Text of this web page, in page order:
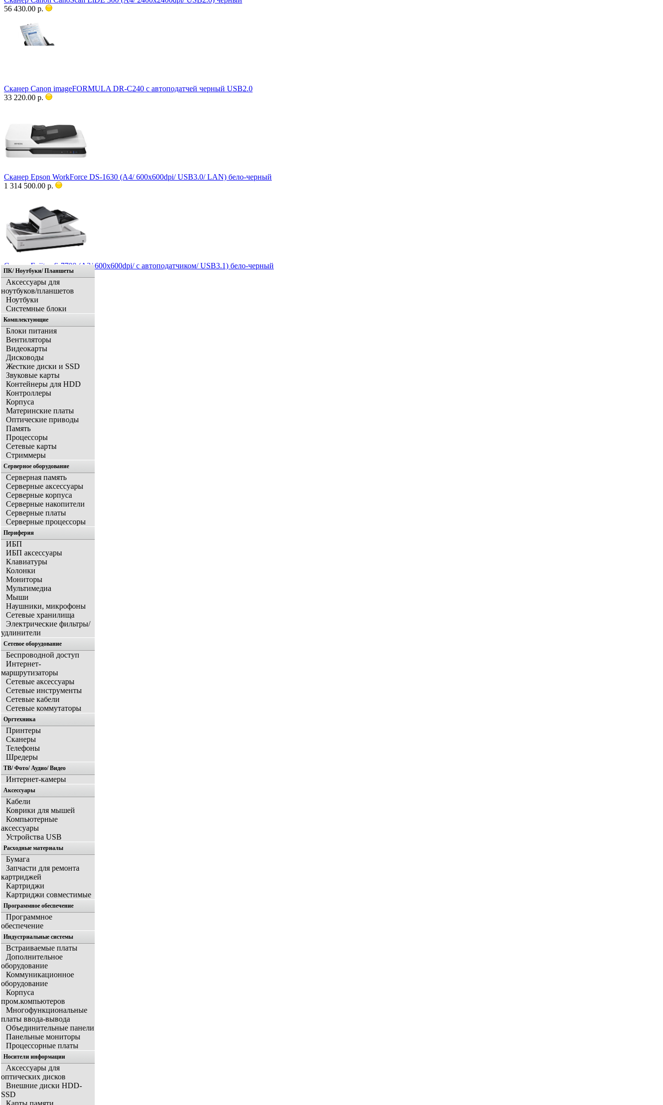
56 430.00 р.
Сканер Canon imageFORMULA DR-C240 с автоподатчей черный USB2.0
33 220.00 р.
Сканер Epson WorkForce DS-1630 (A4/ 600x600dpi/ USB3.0/ LAN) бело-черный
1 314 500.00 р.
Сканер Fujitsu fi-7700 (A3/ 600x600dpi/ с автоподатчиком/ USB3.1) бело-черный
ПК/ Ноутбуки/ Планшеты
Аксессуары для
ноутбуков/планшетов
Ноутбуки
Системные блоки
Комплектующие
Блоки питания
Вентиляторы
Видеокарты
Дисководы
Жесткие диски и SSD
Звуковые карты
Контейнеры для HDD
Контроллеры
Корпуса
Материнские платы
Оптические приводы
Память
Процессоры
Сетевые карты
Стриммеры
Серверное оборудование
Серверная память
Серверные аксессуары
Серверные корпуса
Серверные накопители
Серверные платы
Серверные процессоры
Периферия
ИБП
ИБП аксессуары
Клавиатуры
Колонки
Мониторы
Мультимедиа
Мыши
Наушники, микрофоны
Сетевые хранилища
Электрические фильтры/
удлинители
Сетевое оборудование
Беспроводной доступ
Интернет-
маршрутизаторы
Сетевые аксессуары
Сетевые инструменты
Сетевые кабели
Сетевые коммутаторы
Оргтехника
Принтеры
Сканеры
Телефоны
Шредеры
ТВ/ Фото/ Аудио/ Видео
Интернет-камеры
Аксессуары
Кабели
Коврики для мышей
Компьютерные
аксессуары
Устройства USB
Расходные материалы
Бумага
Запчасти для ремонта
картриджей
Картриджи
Картриджи совместимые
Программное обеспечение
Программное
обеспечение
Индустриальные системы
Встраиваемые платы
Дополнительное
оборудование
Коммуникационное
оборудование
Корпуса
пром.компьютеров
Многофункциональные
платы ввода-вывода
Объединительные панели
Панельные мониторы
Процессорные платы
Носители информации
Аксессуары для
оптических дисков
Внешние диски HDD-
SSD
Карты памяти